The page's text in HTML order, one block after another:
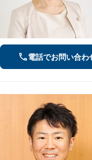
電話でお問い合わ